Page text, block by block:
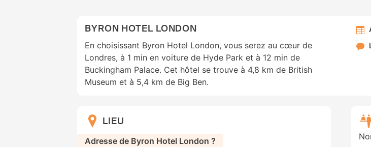
BYRON HOTEL LONDON
En choisissant Byron Hotel London, vous serez au cœur de
Londres, à 1 min en voiture de Hyde Park et à 12 min de
Buckingham Palace. Cet hôtel se trouve à 4,8 km de British
Museum et à 5,4 km de Big Ben.
LIEU
Adresse de Byron Hotel London ?